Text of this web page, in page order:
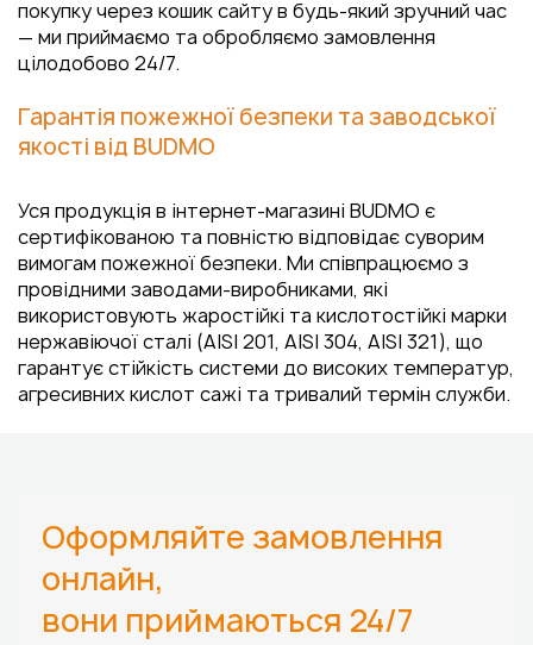
покупку через кошик сайту в будь-який зручний час
— ми приймаємо та обробляємо замовлення
цілодобово 24/7.
Гарантія пожежної безпеки та заводської
якості від BUDMO
Уся продукція в інтернет-магазині BUDMO є
сертифікованою та повністю відповідає суворим
вимогам пожежної безпеки. Ми співпрацюємо з
провідними заводами-виробниками, які
використовують жаростійкі та кислотостійкі марки
нержавіючої сталі (AISI 201, AISI 304, AISI 321), що
гарантує стійкість системи до високих температур,
агресивних кислот сажі та тривалий термін служби.
Оформляйте замовлення
онлайн,
вони приймаються 24/7